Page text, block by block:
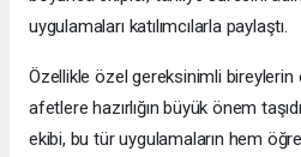
uygulamaları katılımcılarla paylaştı.
Özellikle özel gereksinimli bireylerin
afetlere hazırlığın büyük önem
ekibi, bu tür uygulamaların hem